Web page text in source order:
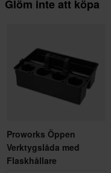
Glöm inte att köpa
Proworks Öppen
Verktygslåda med
Flaskhållare